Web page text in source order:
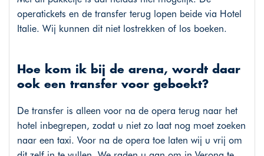
operatickets en de transfer terug lopen beide via Hotel
Italie. Wij kunnen dit niet lostrekken of los boeken.
Hoe kom ik bij de arena, wordt daar
ook een transfer voor geboekt?
De transfer is alleen voor na de opera terug naar het
hotel inbegrepen, zodat u niet zo laat nog moet zoeken
naar een taxi. Voor na de opera toe laten wij u vrij om